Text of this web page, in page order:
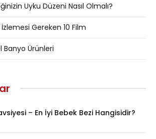
Uyku Düzeni Nasıl Olmalı?
Gereken 10 Film
Banyo Ürünleri
– En İyi Bebek Bezi Hangisidir?